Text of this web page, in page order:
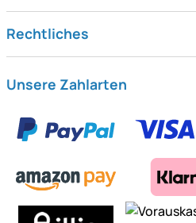
Rechtliches
Unsere Zahlarten